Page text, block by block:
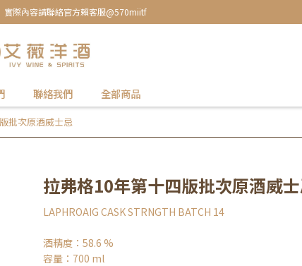
實際內容請聯絡官方賴客服@570miitf
聯絡我們 全部商品
批次原酒威士忌
拉弗格10年第十四版批次原酒威
LAPHROAIG CASK STRNGTH BATCH 14
酒精度：58.6 %
容量：700 ml